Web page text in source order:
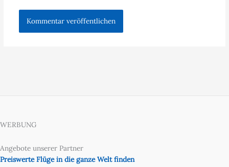
WERBUNG
Angebote unserer Partner
Preiswerte Flüge in die ganze Welt finden